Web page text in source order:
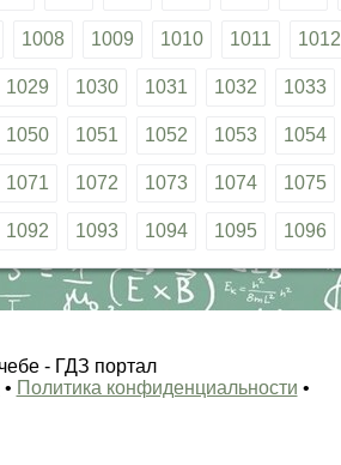
1008 1009 1010 1011 1012
1029 1030 1031 1032 1033
1050 1051 1052 1053 1054
1071 1072 1073 1074 1075
1092 1093 1094 1095 1096
- ГДЗ портал
• Политика конфиденциальности •